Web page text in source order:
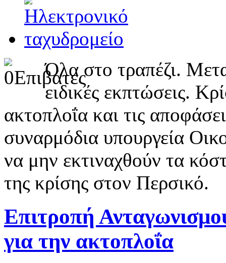
Όλα στο τραπέζι.
ειδικές εκπτώσεις.
ακτοπλοΐα και τις
συναρμόδια υπουργεία
να μην εκτιναχθούν τα
της κρίσης στον Περσικό.
Επιτροπή
για την ακτοπλοΐα